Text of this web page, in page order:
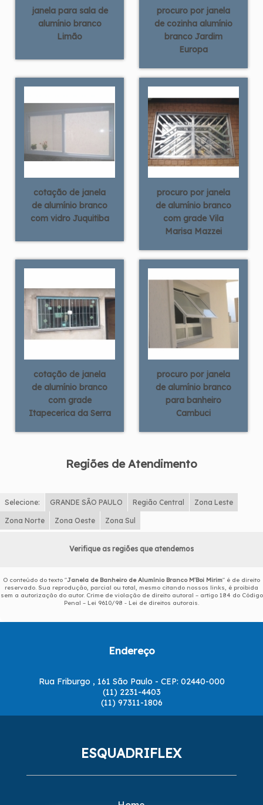
janela para sala de
alumínio branco
Limão
procuro por janela
de cozinha alumínio
branco Jardim
Europa
cotação de janela
de alumínio branco
com vidro Juquitiba
procuro por janela
de alumínio branco
com grade Vila
Marisa Mazzei
cotação de janela
de alumínio branco
com grade
Itapecerica da Serra
procuro por janela
de alumínio branco
para banheiro
Cambuci
Regiões de Atendimento
Selecione: GRANDE SÃO PAULO Região Central Zona Leste
Zona Norte Zona Oeste Zona Sul
Verifique as regiões que atendemos
O conteúdo do texto "Janela de Banheiro de Alumínio Branco M'Boi Mirim" é de direito
reservado. Sua reprodução, parcial ou total, mesmo citando nossos links, é proibida
sem a autorização do autor. Crime de violação de direito autoral – artigo 184 do Código
Penal – Lei 9610/98 - Lei de direitos autorais
Endereço
Rua Friburgo , 161 São Paulo - CEP: 02440-000
(11) 2231-4403
(11) 97311-1806
ESQUADRIFLEX